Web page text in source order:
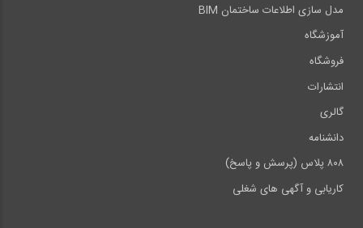
مدل سازی اطلاعات ساختمان BIM
آموزشگاه
فروشگاه
انتشارات
گالری
دانشنامه
۸۰۸ پلاس (پرسش و پاسخ)
کاریابی و آگهی های شغلی